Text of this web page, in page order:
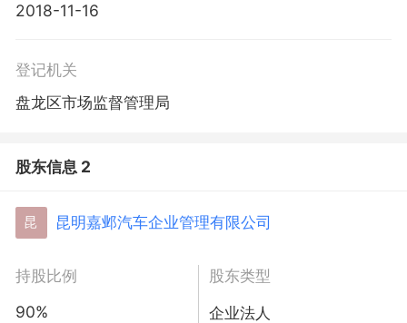
2018-11-16
登记机关
盘龙区市场监督管理局
股东信息 2
昆 昆明嘉邺汽车企业管理有限公司
持股比例
90%
股东类型
企业法人